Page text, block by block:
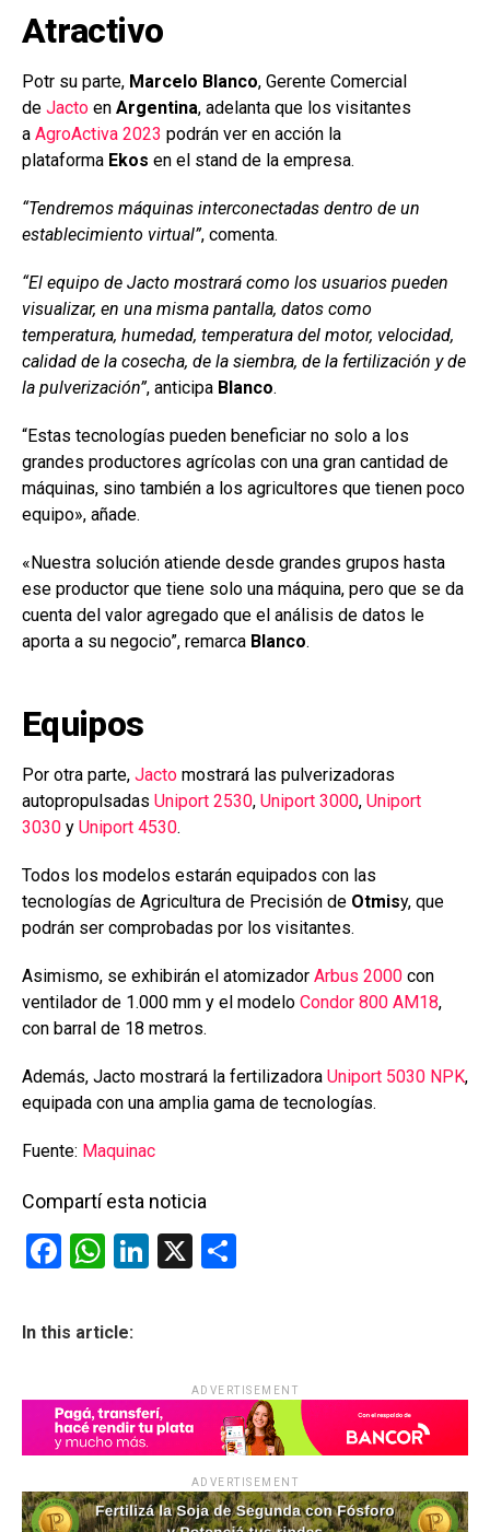
Atractivo
Potr su parte, Marcelo Blanco, Gerente Comercial
de Jacto en Argentina, adelanta que los visitantes
a AgroActiva 2023 podrán ver en acción la
plataforma Ekos en el stand de la empresa.
“Tendremos máquinas interconectadas dentro de un
establecimiento virtual”, comenta.
“El equipo de Jacto mostrará como los usuarios pueden
visualizar, en una misma pantalla, datos como
temperatura, humedad, temperatura del motor, velocidad,
calidad de la cosecha, de la siembra, de la fertilización y de
la pulverización”, anticipa Blanco.
“Estas tecnologías pueden beneficiar no solo a los
grandes productores agrícolas con una gran cantidad de
máquinas, sino también a los agricultores que tienen poco
equipo», añade.
«Nuestra solución atiende desde grandes grupos hasta
ese productor que tiene solo una máquina, pero que se da
cuenta del valor agregado que el análisis de datos le
aporta a su negocio”, remarca Blanco.
Equipos
Por otra parte, Jacto mostrará las pulverizadoras
autopropulsadas Uniport 2530, Uniport 3000, Uniport
3030 y Uniport 4530.
Todos los modelos estarán equipados con las
tecnologías de Agricultura de Precisión de Otmisy, que
podrán ser comprobadas por los visitantes.
Asimismo, se exhibirán el atomizador Arbus 2000 con
ventilador de 1.000 mm y el modelo Condor 800 AM18,
con barral de 18 metros.
Además, Jacto mostrará la fertilizadora Uniport 5030 NPK,
equipada con una amplia gama de tecnologías.
Fuente: Maquinac
Compartí esta noticia
F
ce
o
o
k
W
at
A
p
p
Li
n
X
ar
tir
In this article:
ADVERTISEMENT
ADVERTISEMENT